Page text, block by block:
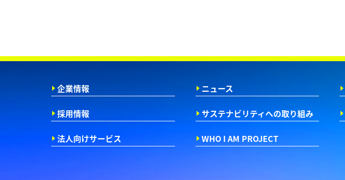
企業情報 ニュース
採用情報 サステナビリティへの取り組み
法人向けサービス WHO I AM PROJECT